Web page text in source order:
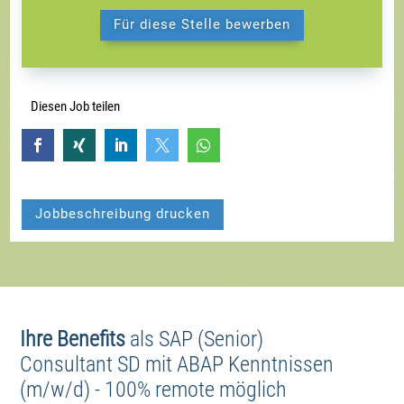
Für diese Stelle bewerben
Diesen Job teilen
    
Jobbeschreibung drucken
Ihre Benefits als SAP (Senior)
Consultant SD mit ABAP Kenntnissen
(m/w/d) - 100% remote möglich